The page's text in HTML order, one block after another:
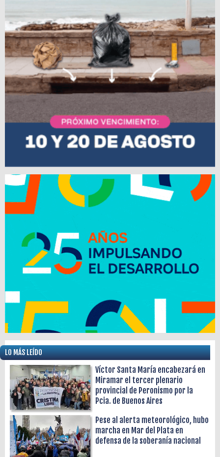
LO MÁS LEÍDO
Víctor Santa María encabezará en
Miramar el tercer plenario
provincial de Peronismo por la
Pcia. de Buenos Aires
Pese al alerta meteorológico, hubo
marcha en Mar del Plata en
defensa de la soberanía nacional